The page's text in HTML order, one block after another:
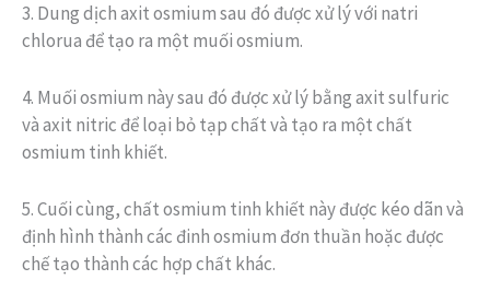
3. Dung dịch axit osmium sau đó được xử lý với natri
chlorua để tạo ra một muối osmium.
4. Muối osmium này sau đó được xử lý bằng axit sulfuric
và axit nitric để loại bỏ tạp chất và tạo ra một chất
osmium tinh khiết.
5. Cuối cùng, chất osmium tinh khiết này được kéo dãn và
định hình thành các đinh osmium đơn thuần hoặc được
chế tạo thành các hợp chất khác.